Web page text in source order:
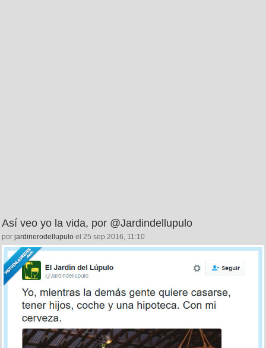
Así veo yo la vida, por @Jardindellupulo
por jardinerodellupulo el 25 sep 2016, 11:10